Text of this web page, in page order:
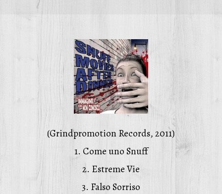
(Grindpromotion Records, 2011)
1. Come uno Snuff
2. Estreme Vie
3. Falso Sorriso